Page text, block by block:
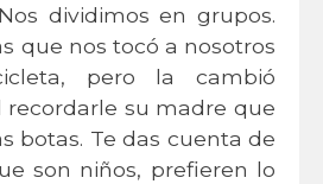
dividimos en grupos.
que nos tocó a nosotros
pero la cambió
recordarle su madre que
botas. Te das cuenta de
son niños, prefieren lo